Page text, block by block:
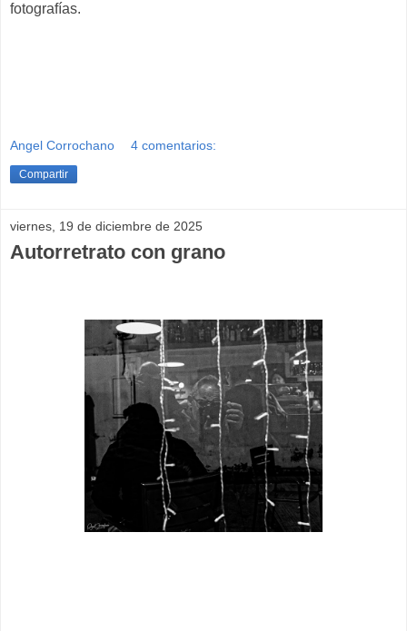
fotografías.
Angel Corrochano 4 comentarios:
Compartir
viernes, 19 de diciembre de 2025
Autorretrato con grano